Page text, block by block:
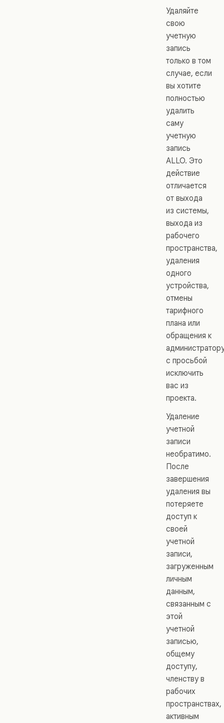
Удаляйте
свою
учетную
запись
только в том
случае, если
вы хотите
полностью
удалить
саму
учетную
запись
ALLO. Это
действие
отличается
от выхода
из системы,
выхода из
рабочего
пространства,
удаления
одного
устройства,
отмены
тарифного
плана или
обращения к
с просьбой
исключить
вас из
проекта.
Удаление
учетной
записи
необратимо.
После
завершения
удаления вы
потеряете
доступ к
своей
учетной
записи,
загруженным
личным
данным,
связанным с
этой
учетной
записью,
общему
доступу,
членству в
рабочих
пространствах,
активным